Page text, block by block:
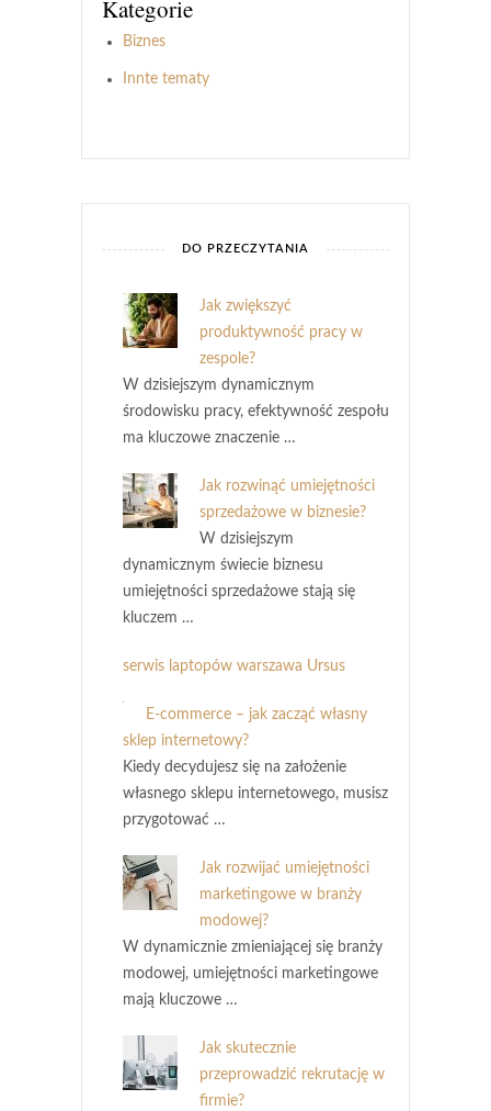
Kategorie
Biznes
Innte tematy
DO PRZECZYTANIA
Jak zwiększyć
produktywność pracy w
zespole?
W dzisiejszym dynamicznym
środowisku pracy, efektywność zespołu
ma kluczowe znaczenie …
Jak rozwinąć umiejętności
sprzedażowe w biznesie?
W dzisiejszym
dynamicznym świecie biznesu
umiejętności sprzedażowe stają się
kluczem …
serwis laptopów warszawa Ursus
E-commerce – jak zacząć własny
sklep internetowy?
Kiedy decydujesz się na założenie
własnego sklepu internetowego, musisz
przygotować …
Jak rozwijać umiejętności
marketingowe w branży
modowej?
W dynamicznie zmieniającej się branży
modowej, umiejętności marketingowe
mają kluczowe …
Jak skutecznie
przeprowadzić rekrutację w
firmie?